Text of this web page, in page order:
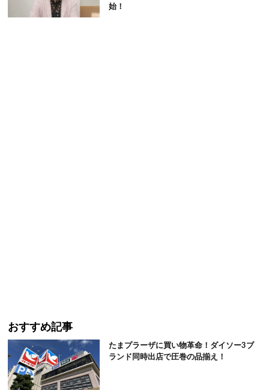
始！
おすすめ記事
たまプラーザに買い物革命！ダイソー3ブ
ランド同時出店で圧巻の品揃え！